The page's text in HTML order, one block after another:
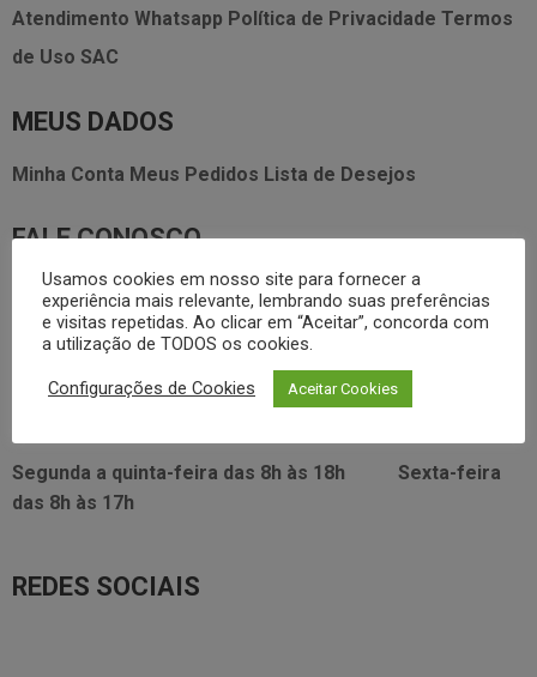
Atendimento Whatsapp Política de Privacidade Termos
de Uso SAC
MEUS DADOS
Minha Conta Meus Pedidos Lista de Desejos
FALE CONOSCO
3338.2628
foodservice@dayhome.com.br
Atendimento Whatsapp
VISITE NOSSO SHOWRROM:
Segunda a quinta-feira das 8h às 18h
Sexta-feira
das 8h às 17h
REDES SOCIAIS
Usamos cookies em nosso site para fornecer a
experiência mais relevante, lembrando suas preferências
e visitas repetidas. Ao clicar em “Aceitar”, concorda com
a utilização de TODOS os cookies.
Configurações de Cookies Aceitar Cookies